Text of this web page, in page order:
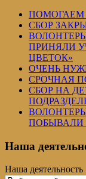
СБОР
ПРИНЯЛИ
ЦВЕТОК»
ОЧЕНЬ
СРОЧНАЯ
СБОР НА
ПОБЫВАЛИ
Наша
Наша деятельность